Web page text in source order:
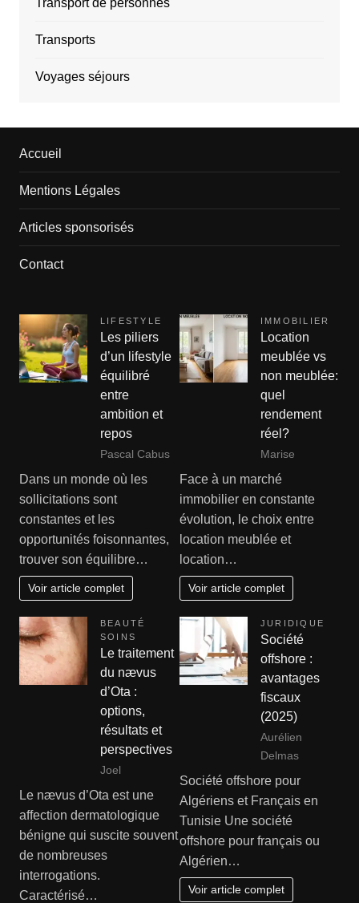
Transports
Voyages séjours
Accueil
Mentions Légales
Articles sponsorisés
Contact
LIFESTYLE
Les piliers
d’un lifestyle
équilibré
entre
ambition et
repos
Pascal Cabus
Dans un monde où les
sollicitations sont
constantes et les
opportunités foisonnantes,
trouver son équilibre…
Voir article complet
IMMOBILIER
Location
meublée vs
non meublée:
quel
rendement
réel?
Marise
Face à un marché
immobilier en constante
évolution, le choix entre
location meublée et
location…
Voir article complet
BEAUTÉ
SOINS
Le traitement
du nævus
d’Ota :
options,
résultats et
perspectives
Joel
Le nævus d’Ota est une
affection dermatologique
bénigne qui suscite souvent
de nombreuses
interrogations.
Caractérisé…
JURIDIQUE
Société
offshore :
avantages
fiscaux
(2025)
Aurélien
Delmas
Société offshore pour
Algériens et Français en
Tunisie Une société
offshore pour français ou
Algérien…
Voir article complet